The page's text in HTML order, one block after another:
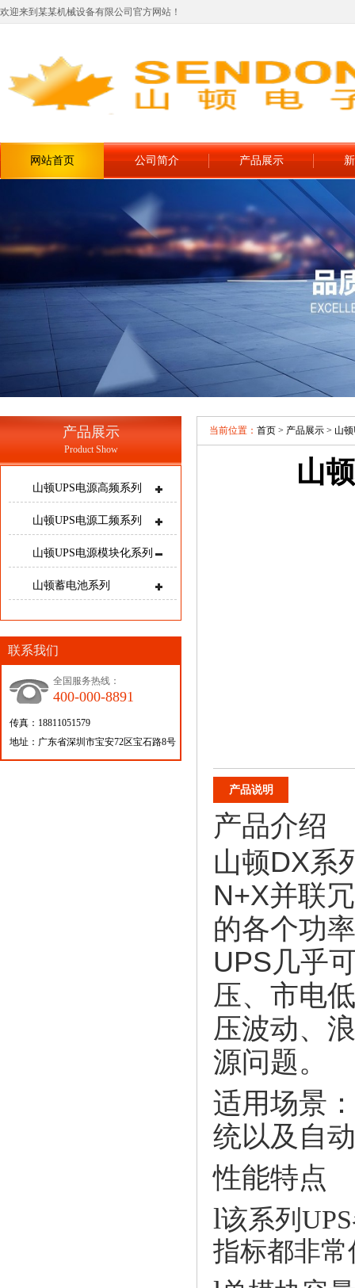
欢迎来到某某机械设备有限公司官方网站！
网站首页 公司简介 产品展示
产品展示
Product Show
山顿UPS电源高频系列
山顿UPS电源工频系列
山顿UPS电源模块化系列
山顿蓄电池系列
联系我们
全国服务热线：
400-000-8891
传真：18811051579
地址：广东省深圳市宝安72区宝石路8号
当前位置： 首页 > 产品展示 > 山
山
产品说明
产品介绍
山顿DX系
N+X并联
的各个功
UPS几乎
压、市电
压波动、
源问题。
适用场景
统以及自
性能特点
l该系列
指标都非